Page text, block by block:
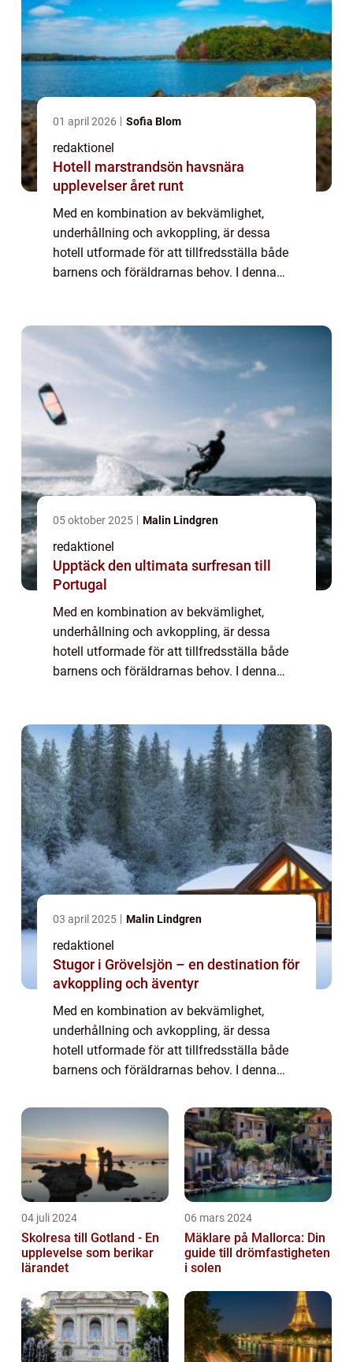
01 april 2026 Sofia Blom
redaktionel
Hotell marstrandsön havsnära
upplevelser året runt
Med en kombination av bekvämlighet,
underhållning och avkoppling, är dessa
hotell utformade för att tillfredsställa både
barnens och föräldrarnas behov. I denna
05 oktober 2025 Malin Lindgren
redaktionel
Upptäck den ultimata surfresan till
Portugal
Med en kombination av bekvämlighet,
underhållning och avkoppling, är dessa
hotell utformade för att tillfredsställa både
barnens och föräldrarnas behov. I denna
inklu...
03 april 2025 Malin Lindgren
redaktionel
Stugor i Grövelsjön – en destination för
avkoppling och äventyr
Med en kombination av bekvämlighet,
underhållning och avkoppling, är dessa
hotell utformade för att tillfredsställa både
barnens och föräldrarnas behov. I denna
översikt över barnvänliga hotell med pool,
inklu...
04 juli 2024
Skolresa till Gotland - En
upplevelse som berikar
lärandet
06 mars 2024
Mäklare på Mallorca: Din
guide till drömfastigheten
i solen